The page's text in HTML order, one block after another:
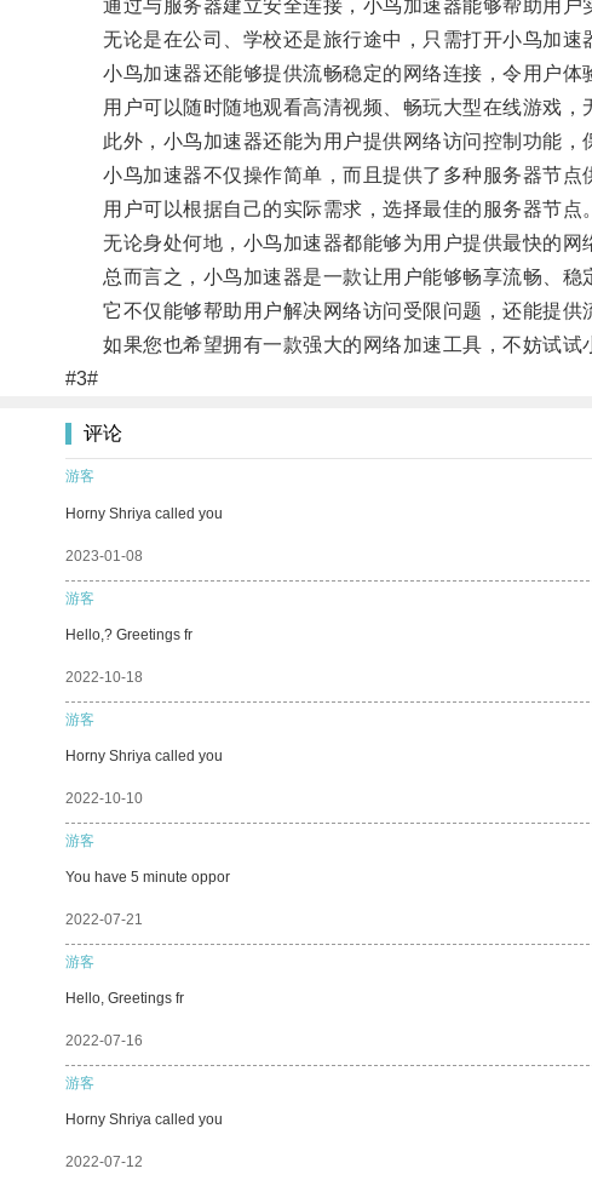
通过与服务器建立安全连接，小鸟加速器能够帮助用户
无论是在公司、学校还是旅行途中，只需打开小鸟加速
小鸟加速器还能够提供流畅稳定的网络连接，令用户体
用户可以随时随地观看高清视频、畅玩大型在线游戏，
此外，小鸟加速器还能为用户提供网络访问控制功能，
小鸟加速器不仅操作简单，而且提供了多种服务器节点
用户可以根据自己的实际需求，选择最佳的服务器节点。
无论身处何地，小鸟加速器都能够为用户提供最快的网
总而言之，小鸟加速器是一款让用户能够畅享流畅、稳
它不仅能够帮助用户解决网络访问受限问题，还能提供
如果您也希望拥有一款强大的网络加速工具，不妨试试
#3#
评论
游客
Horny Shriya called you
2023-01-08
游客
Hello,? Greetings fr
2022-10-18
游客
Horny Shriya called you
2022-10-10
游客
You have 5 minute oppor
2022-07-21
游客
Hello, Greetings fr
2022-07-16
游客
Horny Shriya called you
2022-07-12